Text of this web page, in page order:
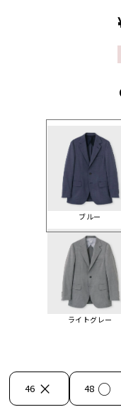
ブルー
ライトグレー
46 × 48 ○